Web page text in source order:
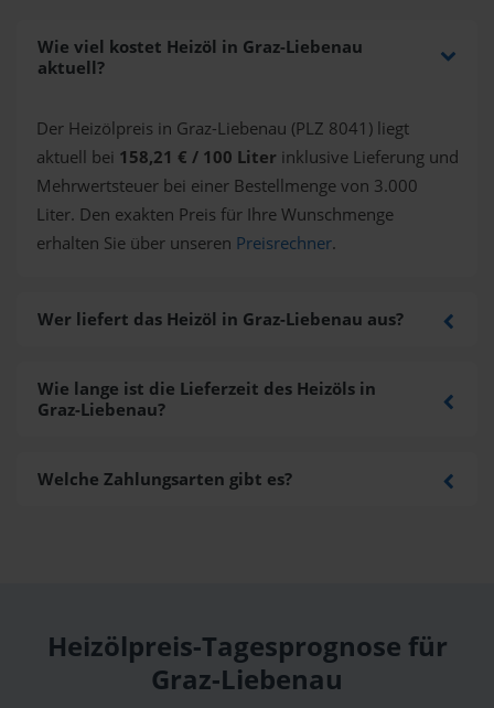
Wie viel kostet Heizöl in Graz-Liebenau
aktuell?
Der Heizölpreis in Graz-Liebenau (PLZ 8041) liegt
aktuell bei 158,21 € / 100 Liter inklusive Lieferung und
Mehrwertsteuer bei einer Bestellmenge von 3.000
Liter. Den exakten Preis für Ihre Wunschmenge
erhalten Sie über unseren Preisrechner.
Wer liefert das Heizöl in Graz-Liebenau aus?
Wie lange ist die Lieferzeit des Heizöls in
Graz-Liebenau?
Welche Zahlungsarten gibt es?
Heizölpreis-Tagesprognose für
Graz-Liebenau